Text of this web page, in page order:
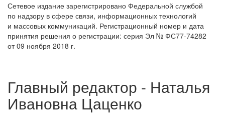
Сетевое издание зарегистрировано Федеральной службой
по надзору в сфере связи, информационных технологий
и массовых коммуникаций. Регистрационный номер и дата
принятия решения о регистрации: серия Эл № ФС77-74282
от 09 ноября 2018 г.
Главный редактор - Наталья
Ивановна Цаценко